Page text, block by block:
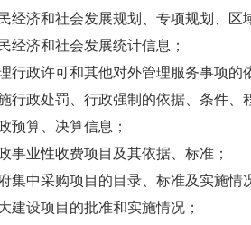
民经济和社会发展规划、专项规划、区
经济和社会发展统计信息；
理行政许可和其他对外管理服务事项
施行政处罚、行政强制的依据、条件
预算、决算信息；
事业性收费项目及其依据、标准；
府集中采购项目的目录、标准及实施情
建设项目的批准和实施情况；